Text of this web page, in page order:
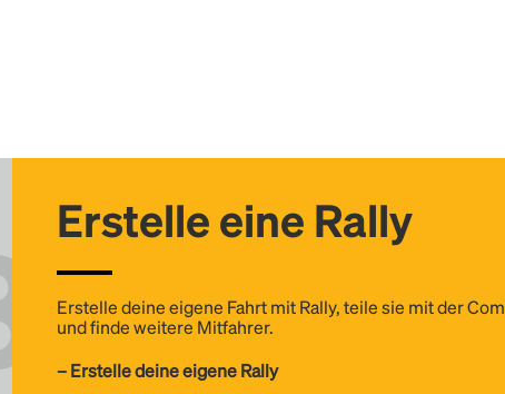
Erstelle eine Rally
Erstelle deine eigene Fahrt mit Rally, teile sie mit der
und finde weitere Mitfahrer.
– Erstelle deine eigene Rally